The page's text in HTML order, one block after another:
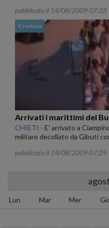
pubblicato il 14/08/2009 07:33
Cronaca
Arrivati i marittimi del
CHIETI - E' arrivato a
militare decollato da Gibuti
pubblicato il 14/08/2009 07:29
Lun Mar Mer